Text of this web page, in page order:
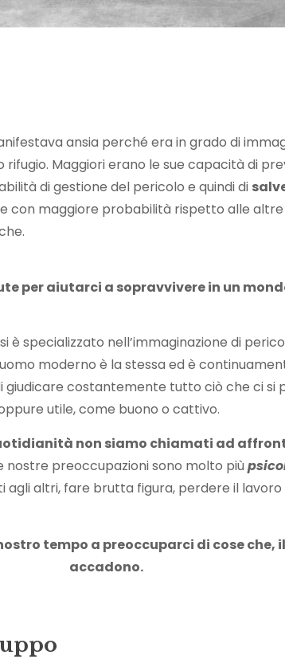
ansia perché era in grado di
Maggiori erano le sue capacità di
di gestione del pericolo e quindi di
con maggiore probabilità rispetto alle
per aiutarci a sopravvivere in un
è specializzato nell’immaginazione di
moderno è la stessa ed è
giudicare costantemente tutto ciò che ci si
utile, come buono o cattivo.
non siamo chiamati ad
nostre preoccupazioni sono molto più
agli altri, fare brutta figura, perdere il lavoro
tempo a preoccuparci di cose che,
accadono.